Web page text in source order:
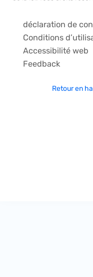
déclaration de
Conditions
Accessibilité web
Feedback
Retour en